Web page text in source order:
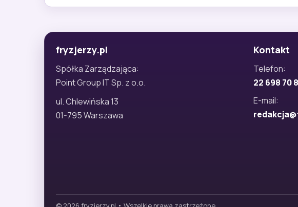
fryzjerzy.pl
Spółka Zarządzająca:
Point Group IT Sp. z o.o.
ul. Chlewińska 13
01-795 Warszawa
Kontakt
Telefon:
22 698 70
E-mail: